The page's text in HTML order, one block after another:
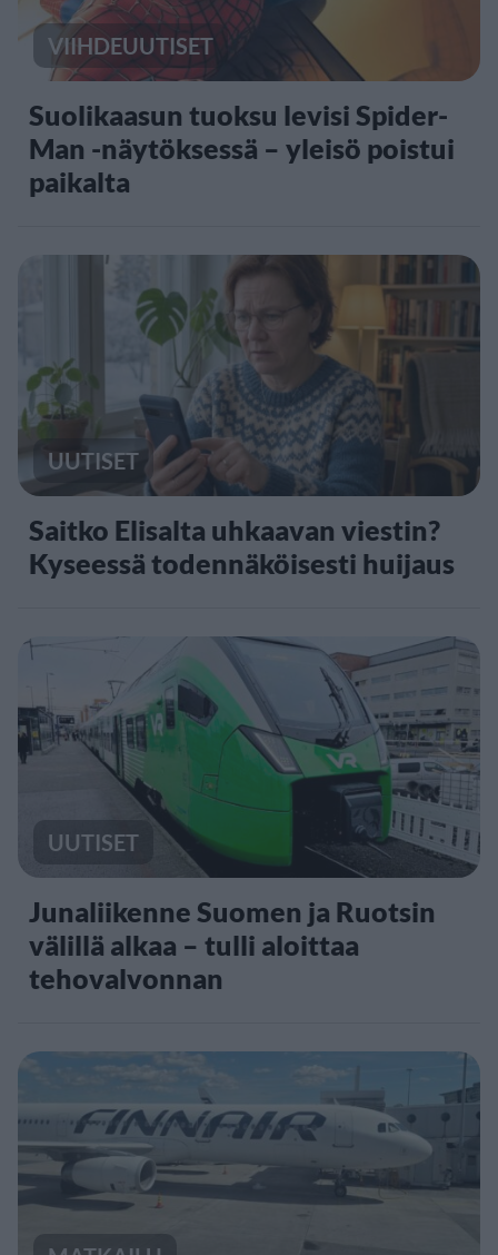
VIIHDEUUTISET
Suolikaasun tuoksu levisi Spider-
Man -näytöksessä – yleisö poistui
paikalta
UUTISET
Saitko Elisalta uhkaavan viestin?
Kyseessä todennäköisesti huijaus
UUTISET
Junaliikenne Suomen ja Ruotsin
välillä alkaa – tulli aloittaa
tehovalvonnan